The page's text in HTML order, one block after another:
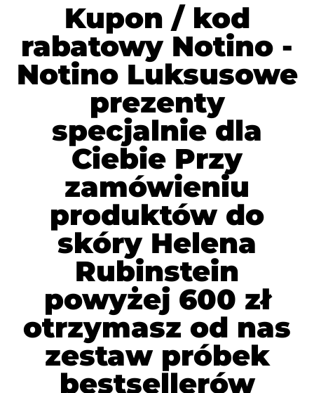
Kupon / kod
rabatowy Notino -
Notino Luksusowe
prezenty
specjalnie dla
Ciebie Przy
zamówieniu
produktów do
skóry Helena
Rubinstein
powyżej 600 zł
otrzymasz od nas
zestaw próbek
bestsellerów